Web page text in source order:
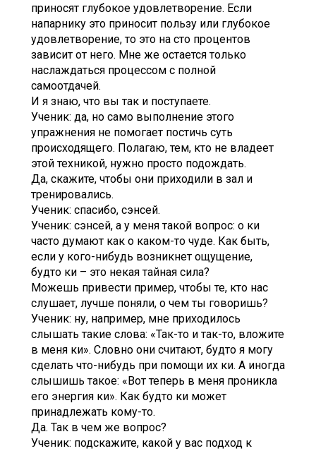
приносят глубокое удовлетворение. Если
напарнику это приносит пользу или глубокое
удовлетворение, то это на сто процентов
зависит от него. Мне же остается только
наслаждаться процессом с полной
самоотдачей.
И я знаю, что вы так и поступаете.
Ученик: да, но само выполнение этого
упражнения не помогает постичь суть
происходящего. Полагаю, тем, кто не владеет
этой техникой, нужно просто подождать.
Да, скажите, чтобы они приходили в зал и
тренировались.
Ученик: спасибо, сэнсей.
Ученик: сэнсей, а у меня такой вопрос: о ки
часто думают как о каком-то чуде. Как быть,
если у кого-нибудь возникнет ощущение,
будто ки – это некая тайная сила?
Можешь привести пример, чтобы те, кто нас
слушает, лучше поняли, о чем ты говоришь?
Ученик: ну, например, мне приходилось
слышать такие слова: «Так-то и так-то, вложите
в меня ки». Словно они считают, будто я могу
сделать что-нибудь при помощи их ки. А иногда
слышишь такое: «Вот теперь в меня проникла
его энергия ки». Как будто ки может
принадлежать кому-то.
Да. Так в чем же вопрос?
Ученик: подскажите, какой у вас подход к